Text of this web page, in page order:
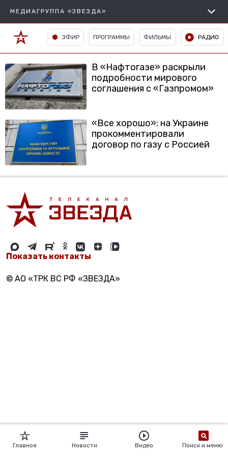
МЕДИАГРУППА «ЗВЕЗДА»
ЭФИР ПРОГРАММЫ ФИЛЬМЫ РАДИО
В «Нафтогазе» раскрыли
подробности мирового
соглашения с «Газпромом»
«Все хорошо»: на Украине
прокомментировали
договор по газу с Россией
Показать контакты
© АО «ТРК ВС РФ «ЗВЕЗДА»
Главное Новости Видео Поиск и меню